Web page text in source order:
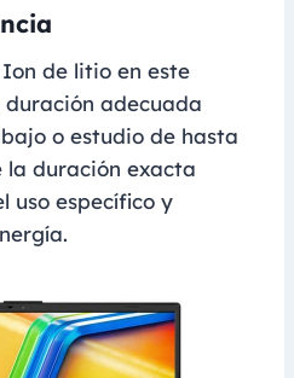
de litio en este
adecuada
o estudio de hasta
la duración exacta
uso específico y